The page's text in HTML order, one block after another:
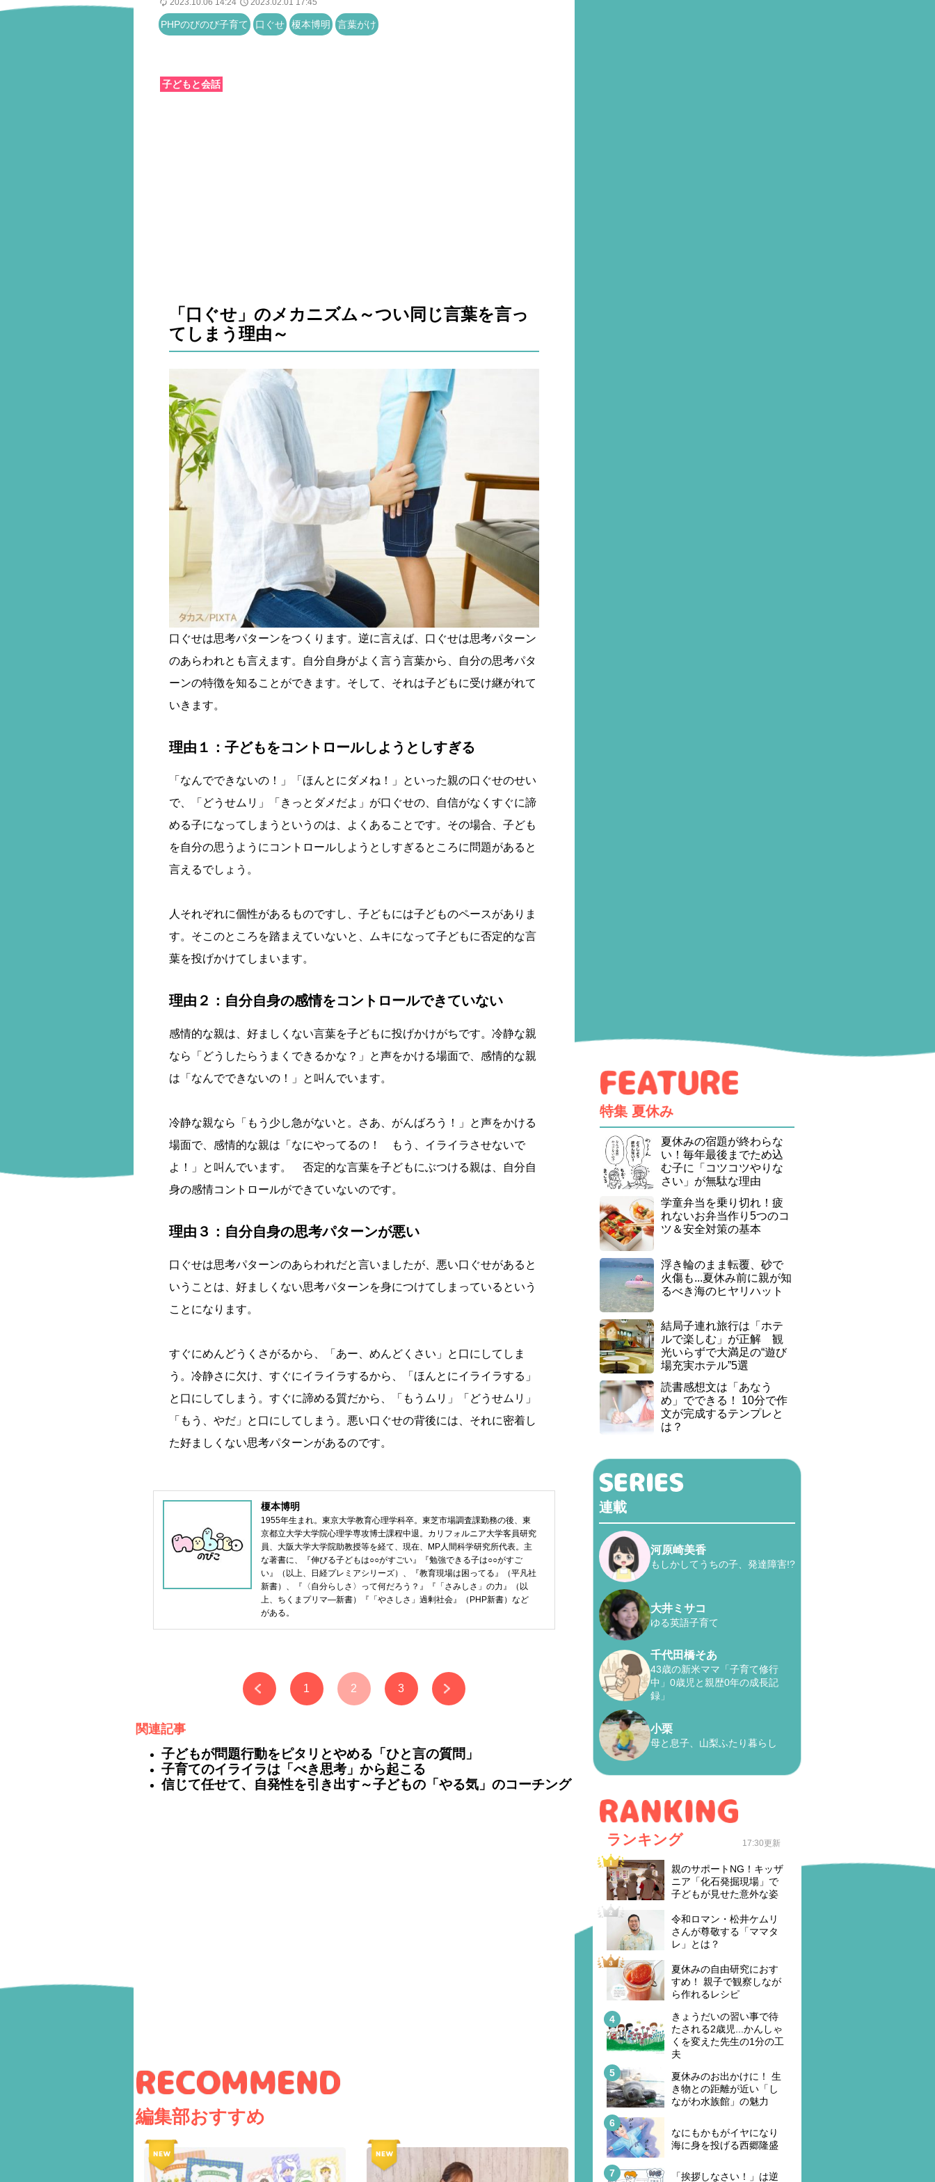
2023.10.06 14:24 2023.02.01 17:45
PHPのびのび子育て 口ぐせ 榎本博明 言葉がけ
子どもと会話
「口ぐせ」のメカニズム～つい同じ言葉を言っ
てしまう理由～
口ぐせは思考パターンをつくります。逆に言えば、口ぐせは思考パターン
のあらわれとも言えます。自分自身がよく言う言葉から、自分の思考パタ
ーンの特徴を知ることができます。そして、それは子どもに受け継がれて
いきます。
理由１：子どもをコントロールしようとしすぎる
「なんでできないの！」「ほんとにダメね！」といった親の口ぐせのせい
で、「どうせムリ」「きっとダメだよ」が口ぐせの、自信がなくすぐに諦
める子になってしまうというのは、よくあることです。その場合、子ども
を自分の思うようにコントロールしようとしすぎるところに問題があると
言えるでしょう。
人それぞれに個性があるものですし、子どもには子どものペースがありま
す。そこのところを踏まえていないと、ムキになって子どもに否定的な言
葉を投げかけてしまいます。
理由２：自分自身の感情をコントロールできていない
感情的な親は、好ましくない言葉を子どもに投げかけがちです。冷静な親
なら「どうしたらうまくできるかな？」と声をかける場面で、感情的な親
は「なんでできないの！」と叫んでいます。
冷静な親なら「もう少し急がないと。さあ、がんばろう！」と声をかける
場面で、感情的な親は「なにやってるの！ もう、イライラさせないで
よ！」と叫んでいます。 否定的な言葉を子どもにぶつける親は、自分自
身の感情コントロールができていないのです。
理由３：自分自身の思考パターンが悪い
口ぐせは思考パターンのあらわれだと言いましたが、悪い口ぐせがあると
いうことは、好ましくない思考パターンを身につけてしまっているという
ことになります。
すぐにめんどうくさがるから、「あー、めんどくさい」と口にしてしま
う。冷静さに欠け、すぐにイライラするから、「ほんとにイライラする」
と口にしてしまう。すぐに諦める質だから、「もうムリ」「どうせムリ」
「もう、やだ」と口にしてしまう。悪い口ぐせの背後には、それに密着し
た好ましくない思考パターンがあるのです。
榎本博明
1955年生まれ。東京大学教育心理学科卒。東芝市場調査課勤務の後、東
京都立大学大学院心理学専攻博士課程中退。カリフォルニア大学客員研究
員、大阪大学大学院助教授等を経て、現在、MP人間科学研究所代表。主
な著書に、『伸びる子どもは○○がすごい』『勉強できる子は○○がすご
い』（以上、日経プレミアシリーズ）、『教育現場は困ってる』（平凡社
新書）、『〈自分らしさ〉って何だろう？』『「さみしさ」の力』（以
上、ちくまプリマ―新書）『「やさしさ」過剰社会』（PHP新書）など
がある。
1 2 3
関連記事
子どもが問題行動をピタリとやめる「ひと言の質問」
子育てのイライラは「べき思考」から起こる
信じて任せて、自発性を引き出す～子どもの「やる気」のコーチング
編集部おすすめ
特集 夏休み
夏休みの宿題が終わらな
い！毎年最後までため込
む子に「コツコツやりな
さい」が無駄な理由
学童弁当を乗り切れ！疲
れないお弁当作り5つのコ
ツ＆安全対策の基本
浮き輪のまま転覆、砂で
火傷も...夏休み前に親が知
るべき海のヒヤリハット
結局子連れ旅行は「ホテ
ルで楽しむ」が正解 観
光いらずで大満足の“遊び
場充実ホテル”5選
読書感想文は「あなう
め」でできる！ 10分で作
文が完成するテンプレと
は？
連載
河原崎美香
もしかしてうちの子、発達障害!?
大井ミサコ
ゆる英語子育て
千代田橋そあ
43歳の新米ママ「子育て修行
中」0歳児と親歴0年の成長記
録」
小栗
母と息子、山梨ふたり暮らし
ランキング 17:30更新
親のサポートNG！キッザ
ニア「化石発掘現場」で
子どもが見せた意外な姿
令和ロマン・松井ケムリ
さんが尊敬する「ママタ
レ」とは？
夏休みの自由研究におす
すめ！ 親子で観察しなが
ら作れるレシピ
きょうだいの習い事で待
たされる2歳児...かんしゃ
くを変えた先生の1分の工
夫
夏休みのお出かけに！ 生
き物との距離が近い「し
ながわ水族館」の魅力
なにもかもがイヤになり
海に身を投げる西郷隆盛
「挨拶しなさい！」は逆